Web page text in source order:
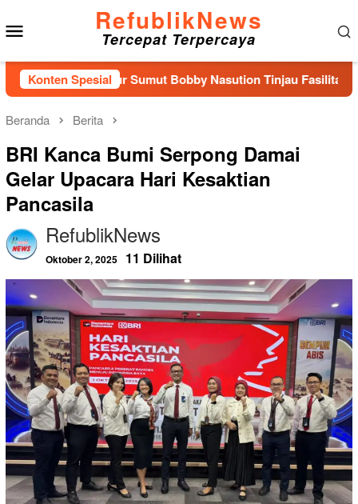
ke
konten
RefublikNews
Tercepat Terpercaya
Konten Spesial
Gubernur Sumut Bobby Nasution Tinjau Fasilitas
Beranda Berita
BRI Kanca Bumi Serpong Damai
Gelar Upacara Hari Kesaktian
Pancasila
RefublikNews
Oktober 2, 2025 11 Dilihat